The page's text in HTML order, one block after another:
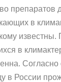
препаратов
в
известны.
в
Согласно
в России